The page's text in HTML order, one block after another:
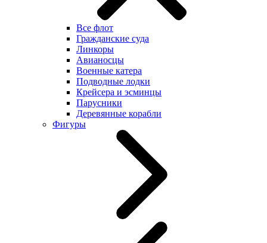
Все флот
Гражданские суда
Линкоры
Авианосцы
Военные катера
Подводные лодки
Крейсера и эсминцы
Парусники
Деревянные корабли
Фигуры